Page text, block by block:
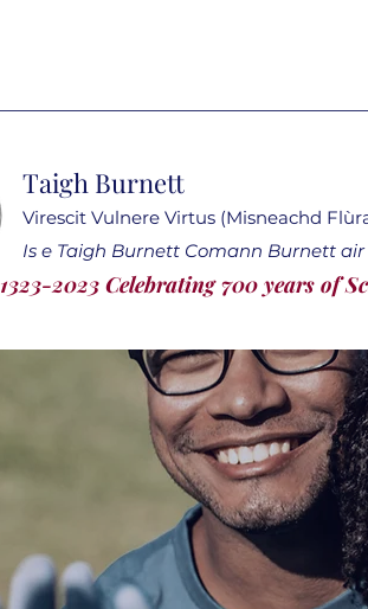
Taigh Burnett
Virescit Vulnere Virtus (Misneachd
Is e Taigh Burnett Comann Burnett
1323-2023 Celebrating 700 years of